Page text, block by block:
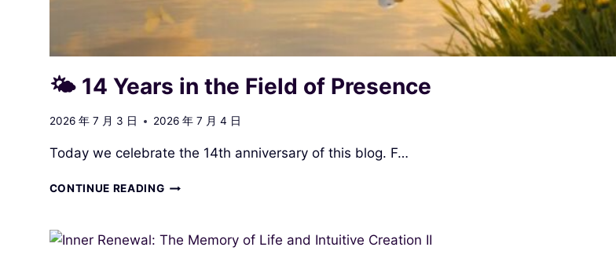
🌤 14 Years in the Field of Presence
2026 年 7 月 3 日 2026 年 7 月 4 日
Today we celebrate the 14th anniversary of this blog. F…
CONTINUE READING🌤
IN